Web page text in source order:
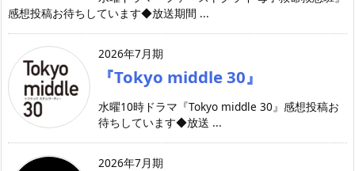
感想投稿お待ちしています◆放送期間 ...
2026年7月期
『Tokyo middle 30』
水曜10時ドラマ『Tokyo middle 30』感想投稿お
待ちしています◆放送 ...
2026年7月期